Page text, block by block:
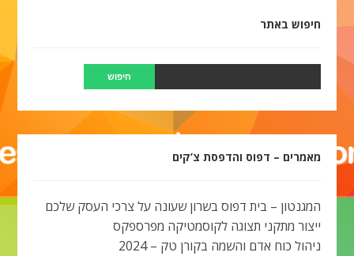
חיפוש באתר
מאמרים – דפוס והדפסת צ’קים
המגנטון – בית דפוס בשרון שעונה על צרכי העסק שלכם
ייצור מתקני תצוגה לקוסמטיקה מפרספקס
ניהול כוח אדם והשמה בקורן טק – 2024